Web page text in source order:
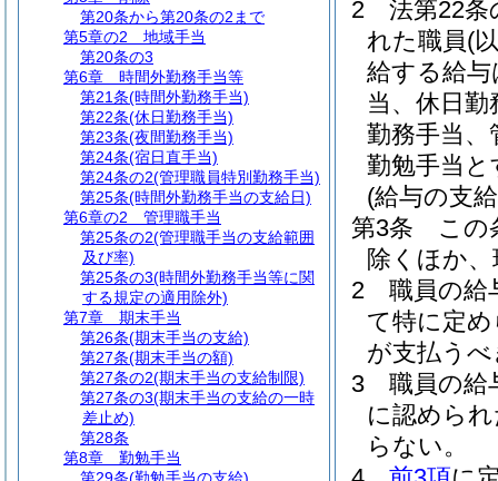
2
法第22条
れた職員(
給する給与
当、休日
勤務手当、
勤勉手当と
(給与の支
第3条
この
除くほか
2
職員の給
て特に定
が支払う
3
職員の給
に認めら
らない。
第20条から第20条の2まで
第5章の2
地域手当
第20条の3
第6章
時間外勤務手当等
第21条(時間外勤務手当)
第22条(休日勤務手当)
第23条(夜間勤務手当)
第24条(宿日直手当)
第24条の2(管理職員特別勤務手当)
第25条(時間外勤務手当の支給日)
第6章の2
管理職手当
第25条の2(管理職手当の支給範囲
及び率)
第25条の3(時間外勤務手当等に関
する規定の適用除外)
第7章
期末手当
第26条(期末手当の支給)
第27条(期末手当の額)
第27条の2(期末手当の支給制限)
第27条の3(期末手当の支給の一時
差止め)
第28条
第8章
勤勉手当